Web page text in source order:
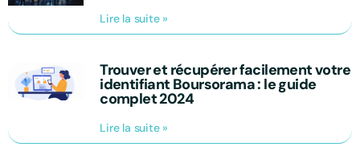
Lire la suite »
Trouver et récupérer facilement votre
identifiant Boursorama : le guide
complet 2024
Lire la suite »